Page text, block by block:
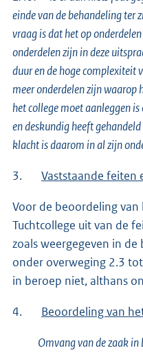
einde van de behandeling ter
vraag is dat het op
onderdelen zijn in deze
duur en de hoge complexiteit
meer onderdelen zijn waarop
het college moet aanleggen
en deskundig heeft
klacht is daarom in al zijn
3. Vaststaande feiten
Voor de beoordeling
Tuchtcollege uit van de
zoals weergegeven in de
onder overweging 2.3
in beroep niet, althans
4. Beoordeling van
Omvang van de zaak in